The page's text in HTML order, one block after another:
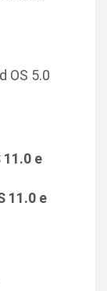
OS 5.0
11.0 e
11.0 e